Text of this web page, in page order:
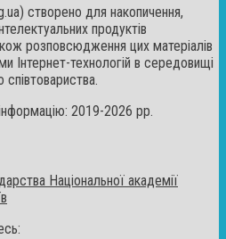
створено для накопичення,
продуктів
розповсюдження цих матеріалів
Інтернет-технологій в середовищі
співтовариства.
2019-2026 рр.
Національної академії